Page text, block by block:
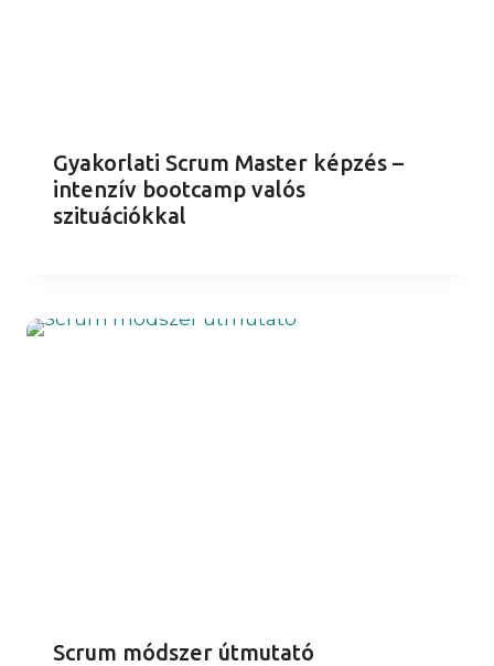
Gyakorlati Scrum Master képzés –
intenzív bootcamp valós
szituációkkal
Scrum módszer útmutató